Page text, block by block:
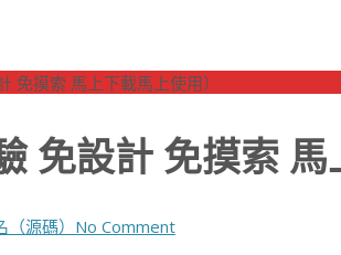
免摸索 馬上下載馬上使用）
免設計 免摸索 馬
源碼） No Comment